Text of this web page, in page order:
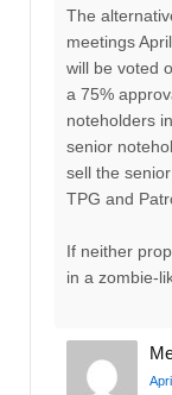
The
meetings
will be voted
a 75%
noteholders
senior
sell the
TPG and
If neither
in a zombie-